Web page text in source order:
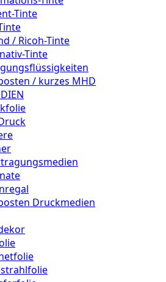
Tinte
/ Ricoh-Tinte
Tinte
/ kurzes MHD
Druckmedien